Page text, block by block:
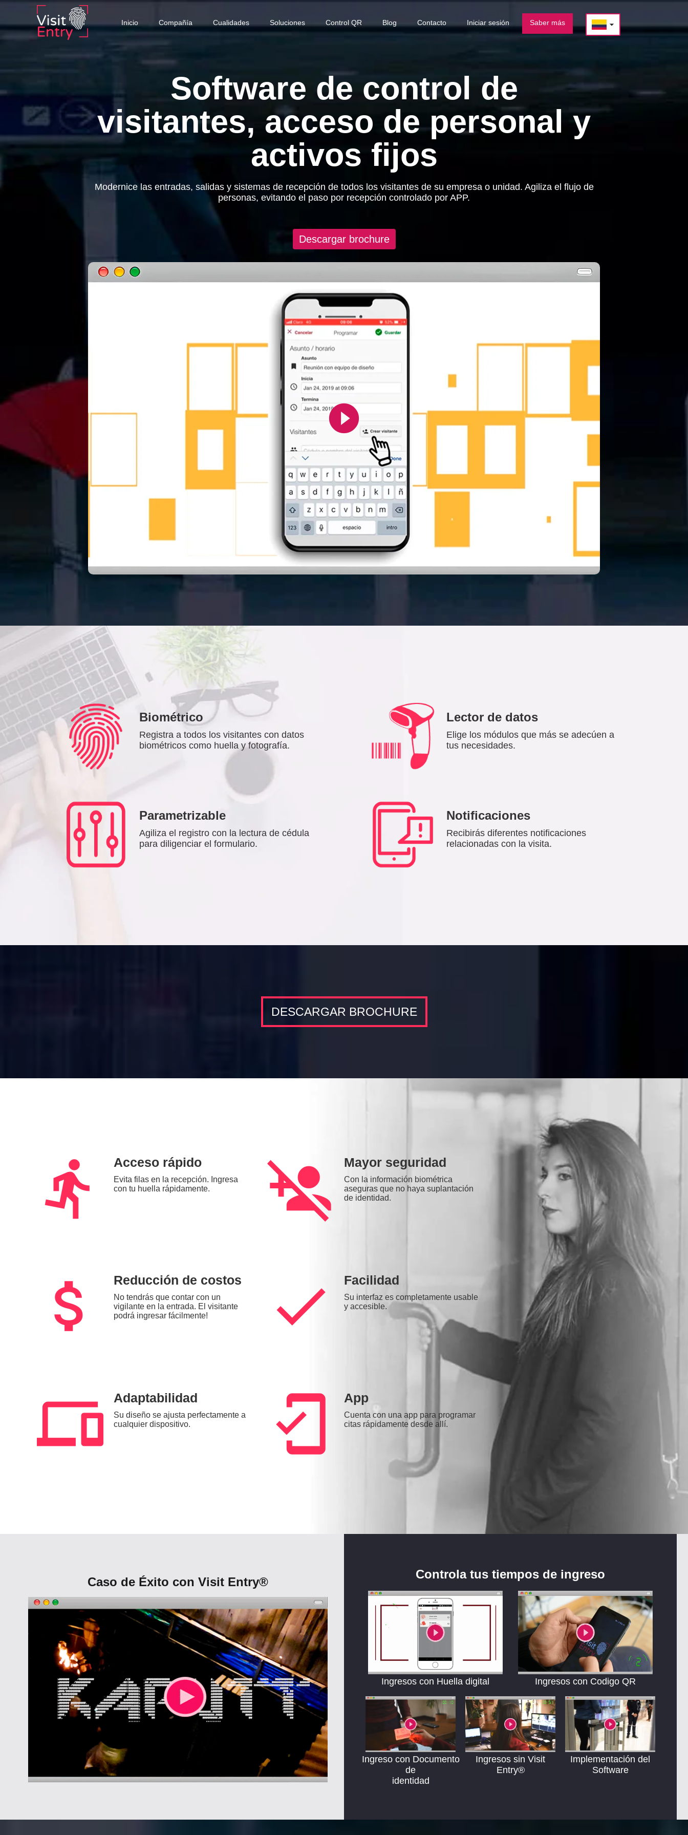
Inicio Compañía Cualidades Soluciones Control QR Blog Contacto Iniciar sesión Saber más arrow_drop_down
Software de control de
visitantes, acceso de personal y
activos fijos
Modernice las entradas, salidas y sistemas de recepción de todos los visitantes de su empresa o unidad. Agiliza el flujo de
personas, evitando el paso por recepción controlado por APP.
Descargar brochure
play_circle_filled
Biométrico
Registra a todos los visitantes con datos
biométricos como huella y fotografía.
Parametrizable
Agiliza el registro con la lectura de cédula
para diligenciar el formulario.
Lector de datos
Elige los módulos que más se adecúen a
tus necesidades.
Notificaciones
Recibirás diferentes notificaciones
relacionadas con la visita.
DESCARGAR BROCHURE
directions_run Acceso rápido
Evita filas en la recepción. Ingresa
con tu huella rápidamente.
person_add_disabled Mayor seguridad
Con la información biométrica
aseguras que no haya suplantación
de identidad.
attach_money Reducción de costos
No tendrás que contar con un
vigilante en la entrada. El visitante
podrá ingresar fácilmente!
check Facilidad
Su interfaz es completamente usable
y accesible.
phonelink Adaptabilidad
Su diseño se ajusta perfectamente a
cualquier dispositivo.
mobile_friendly App
Cuenta con una app para programar
citas rápidamente desde allí.
Caso de Éxito con Visit Entry®
Controla tus tiempos de ingreso
Ingresos con Huella digital Ingresos con Codigo QR
Ingreso con Documento
de
identidad
Ingresos sin Visit
Entry®
Implementación del
Software